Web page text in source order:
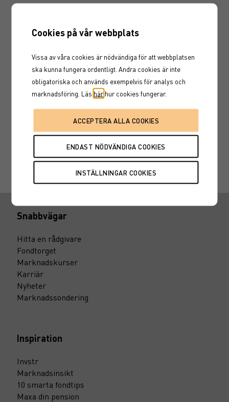
SE0015661475
FI4000283171
SE0014782561
SE0014991154
Snabbvägar
Hitta en rådgivare
Fondtorget
Marknadskurser
Karriär
Nyheter
Marknadssondering
Inspiration
Invstr
Marknadsinsikt
10 smarta fondtips
Maxa din pension
Cookies på vår webbplats
Vissa av våra cookies är nödvändiga för att webbplatsen
ska kunna fungera ordentligt. Andra cookies är inte
obligatoriska och används exempelvis för analys och
marknadsföring. Läs här hur cookies fungerar.